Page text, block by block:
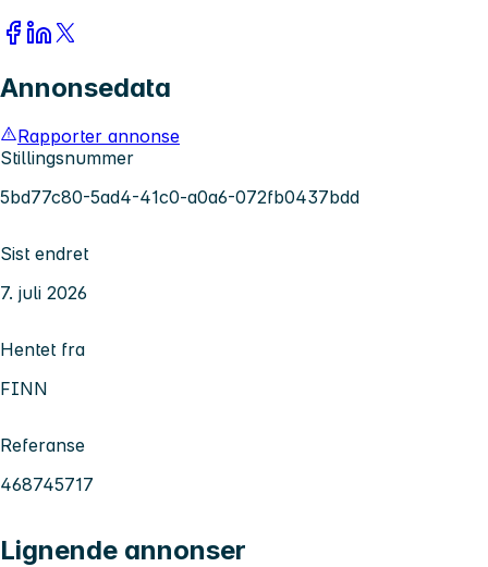
Annonsedata
Rapporter annonse
Stillingsnummer
5bd77c80-5ad4-41c0-a0a6-072fb0437bdd
Sist endret
7. juli 2026
Hentet fra
FINN
Referanse
468745717
Lignende annonser